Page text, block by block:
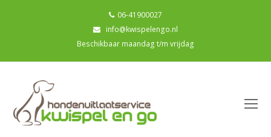
06-41900027
info@kwispelengo.nl
Beschikbaar maandag t/m vrijdag